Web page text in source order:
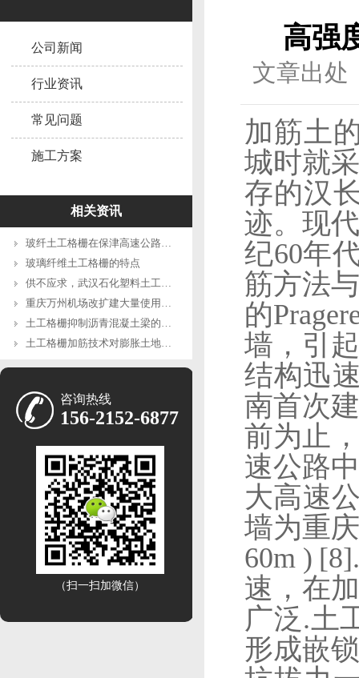
公司新闻
行业资讯
常见问题
施工方案
相关资讯
玻纤土工格栅在保津高速公路中的应用
玻璃纤维土工格栅的特点
供不应求，武汉石化塑料土工格栅原料产量猛增7倍
重庆万州机场改扩建大量使用钢塑土工格栅
土工格栅抑制沥青混凝土梁的损伤分析
土工格栅加筋技术对膨胀土地质灾害的防治具有特殊效果
咨询热线
156-2152-6877
（扫一扫加微信）
高强
文章出处
加筋土
城时就
存的汉
迹。现
纪60年
筋方法
的
墙，引
结构迅
南首次
前为止
速公路
大高速
墙为重
60m )
速，在
广泛 .土
形成嵌